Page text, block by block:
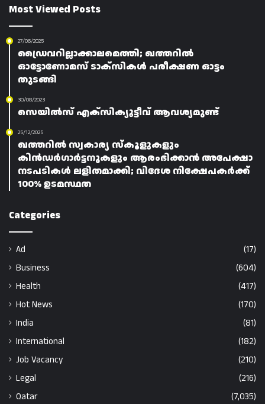
Most Viewed Posts
27/06/2025
ഡ്രൈവറില്ലാക്കാലമെത്തി; ഖത്തറിൽ
ഓട്ടോണോമസ് ടാക്സികൾ പരീക്ഷണ ഓട്ടം
തുടങ്ങി
30/08/2023
സെയിൽസ് എക്സിക്യൂട്ടീവ് ആവശ്യമുണ്ട്
25/12/2025
ഖത്തറിൽ സ്വകാര്യ സ്കൂളുകളും
കിൻഡർഗാർട്ടനുകളും ആരംഭിക്കാൻ അപേക്ഷാ
നടപടികൾ ലളിതമാക്കി; വിദേശ നിക്ഷേപകർക്ക്
100% ഉടമസ്ഥത
Categories
Ad
(17)
Business
(604)
Health
(417)
Hot News
(170)
India
(81)
International
(182)
Job Vacancy
(210)
Legal
(216)
Qatar
(7,035)